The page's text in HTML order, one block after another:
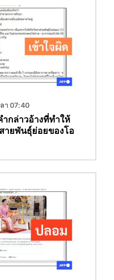
า 07:40
กล่าวอ้างที่ทำให้
ายพันธุ์ย่อยของโอ